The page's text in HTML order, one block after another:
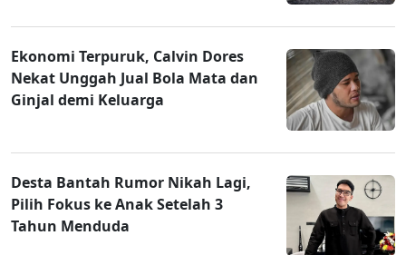
Ekonomi Terpuruk, Calvin Dores
Nekat Unggah Jual Bola Mata dan
Ginjal demi Keluarga
Desta Bantah Rumor Nikah Lagi,
Pilih Fokus ke Anak Setelah 3
Tahun Menduda